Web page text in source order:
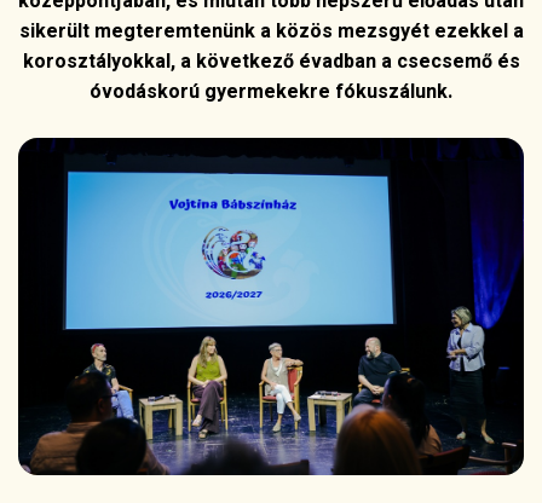
sikerült megteremtenünk a közös mezsgyét ezekkel a
korosztályokkal, a következő évadban a csecsemő és
óvodáskorú gyermekekre fókuszálunk.